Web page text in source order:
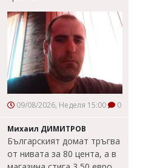
09/08/2026, Неделя 15:00 0
Михаил ДИМИТРОВ
Българският домат тръгва
от нивата за 80 цента, а в